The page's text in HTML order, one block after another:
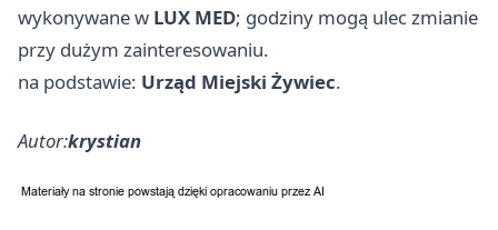
wykonywane w LUX MED; godziny mogą ulec zmianie
przy dużym zainteresowaniu.
na podstawie: Urząd Miejski Żywiec.
Autor:krystian